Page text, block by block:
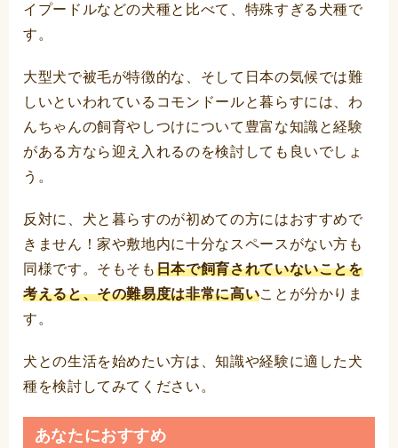
イプードルなどの犬種と比べて、特殊すぎる犬種で
す。
大型犬で被毛が特徴的な、そして日本の気候では難
しいといわれているコモンドールと暮らすには、わ
んちゃんの飼育やしつけについて豊富な知識と経験
がある方なら迎え入れるのを検討しても良いでしょ
う。
反対に、犬と暮らすのが初めての方にはおすすめで
きません！家や敷地内に十分なスペースがない方も
同様です。そもそも日本で飼育されていないことを
考えると、その難易度は非常に高いことが分かりま
す。
犬との生活を始めたい方は、知識や経験に適した犬
種を検討してみてください。
あなたにおすすめ